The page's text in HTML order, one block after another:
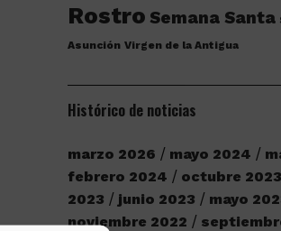
Rostro Semana Santa
Asunción Virgen de la Antigua
Histórico de noticias
marzo 2026 mayo 2024
febrero 2024
octubre 2023
2023
junio 2023 mayo
noviembre 2022